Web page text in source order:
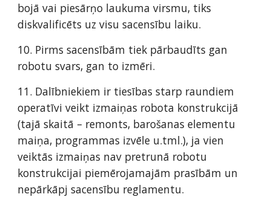
bojā vai piesārņo laukuma virsmu, tiks
diskvalificēts uz visu sacensību laiku.
10. Pirms sacensībām tiek pārbaudīts gan
robotu svars, gan to izmēri.
11. Dalībniekiem ir tiesības starp raundiem
operatīvi veikt izmaiņas robota konstrukcijā
(tajā skaitā – remonts, barošanas elementu
maiņa, programmas izvēle u.tml.), ja vien
veiktās izmaiņas nav pretrunā robotu
konstrukcijai piemērojamajām prasībām un
nepārkāpj sacensību reglamentu.